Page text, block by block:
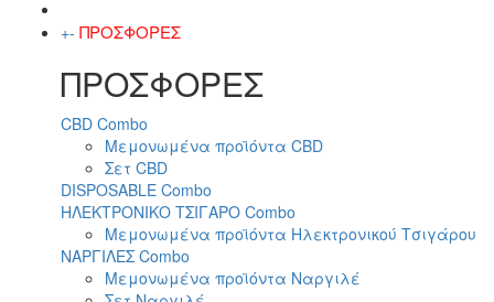
+- ΠΡΟΣΦΟΡΕΣ
ΠΡΟΣΦΟΡΕΣ
CBD Combo
Μεμονωμένα προϊόντα CBD
Σετ CBD
DISPOSABLE Combo
ΗΛΕΚΤΡΟΝΙΚΟ ΤΣΙΓΑΡΟ Combo
Μεμονωμένα προϊόντα Ηλεκτρονικού Τσιγάρου
ΝΑΡΓΙΛΕΣ Combo
Μεμονωμένα προϊόντα Ναργιλέ